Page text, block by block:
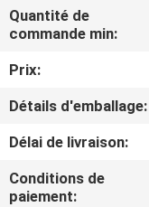
VISITE
D'USINE
CONTRÔLE
DE
QUALITÉ
Quantité de
commande min:
Prix:
Détails d'emballage:
Délai de livraison:
Conditions de
paiement: